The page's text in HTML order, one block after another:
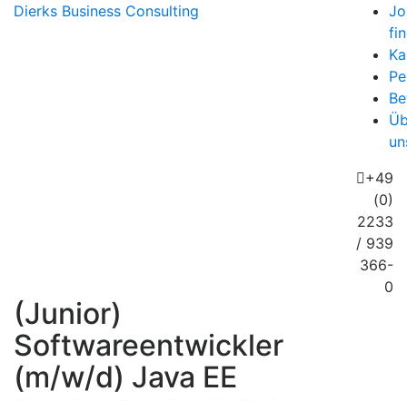
Dierks Business Consulting
+49
(0)
2233
/ 939
366-
0
(Junior)
Softwareentwickler
(m/w/d) Java EE